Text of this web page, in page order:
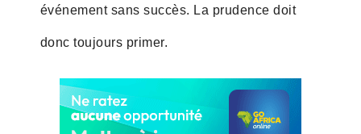
événement sans succès. La prudence doit
donc toujours primer.